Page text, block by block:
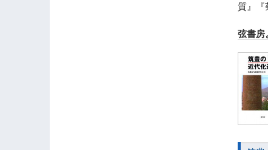
質』『
弦書房